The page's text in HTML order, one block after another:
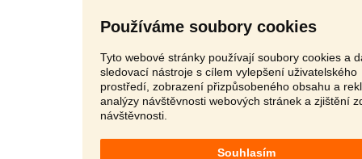
Používáme soubory cookies
Tyto webové stránky používají soubory cookies a
sledovací nástroje s cílem vylepšení uživatelského
prostředí, zobrazení přizpůsobeného obsahu a
analýzy návštěvnosti webových stránek a zjištění
návštěvnosti.
Souhlasím